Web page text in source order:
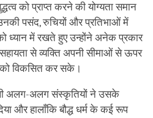
को प्राप्त करने की योग्यता समान
उनकी पसंद, रुचियों और प्रतिभाओं में
ध्यान में रखते हुए उन्होंने अनेक प्रकार
सहायता से व्यक्ति अपनी सीमाओं से ऊपर
विकसित कर सके।
अलग-अलग संस्कृतियों ने उसके
और हालाँकि बौद्ध धर्म के कई रूप